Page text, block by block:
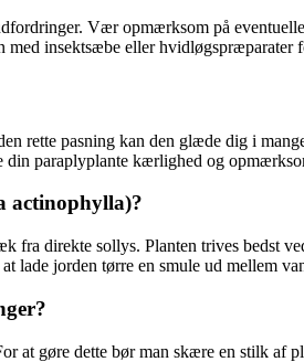
Vær opmærksom på
med insektsæbe eller
rette pasning kan den glæde dig i
paraplyplante kærlighed og
actinophylla)?
fra direkte sollys. Planten trives bedst
lade jorden tørre en smule ud mellem
at gøre dette bør man skære en stilk